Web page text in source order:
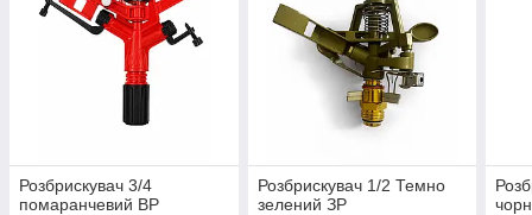
Розбрискувач 3/4
помаранчевий ВР
Розбрискувач 1/2 Темно
зелений ЗР